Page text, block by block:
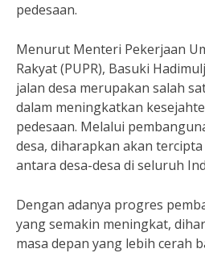
pedesaan.
Menurut Menteri Pekerjaan
Rakyat (PUPR), Basuki
jalan desa merupakan salah
dalam meningkatkan
pedesaan. Melalui
desa, diharapkan akan
antara desa-desa di seluruh
Dengan adanya progres
yang semakin meningkat,
masa depan yang lebih cerah